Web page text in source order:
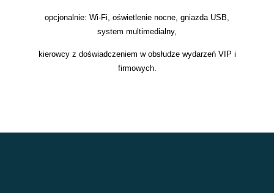
opcjonalnie: Wi-Fi, oświetlenie nocne, gniazda USB,
system multimedialny,
kierowcy z doświadczeniem w obsłudze wydarzeń VIP i
firmowych.